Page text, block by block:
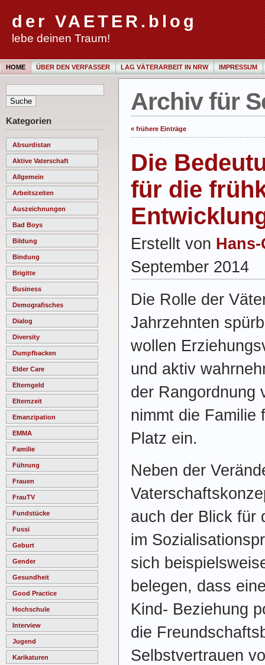
der VAETER.blog
lebe deinen Traum!
HOME ÜBER DEN VERFASSER LAG VÄTERARBEIT IN NRW IMPRESSUM
Kategorien
Absurdistan
Aktive Vaterschaft
Allgemein
Arbeitszeiten
Auszeichnungen
Bad Boys
Bildung
Bindung
Brigitte
Business
Demografisches
Dialog
Diversity
Dumpfbacken
Elder Care
Elterngeld
Elternzeit
Emanzipation
EMMA
Familie
Führung
Frauen
FrauTV
Fundstücke
Fussi
Geburt
Gender
Gesundheit
Good Practice
Hochschule
Interview
Jugend
Karikaturen
Archiv für
« frühere Einträge
Die
für die
Erstellt von
September 2014
Die Rolle der
Jahrzehnten
wollen
und aktiv
der Rangordnung
nimmt die Familie
Platz ein.
Neben der
auch der Blick für
im
sich
belegen, dass
Kind- Beziehung
die
Selbstvertrauen